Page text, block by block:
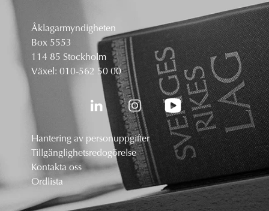
Åklagarmyndigheten
Box 5553
114 85 Stockholm
Växel: 010-562 50 00
Hantering av personuppgifter
Tillgänglighetsredogörelse
Kontakta oss
Ordlista